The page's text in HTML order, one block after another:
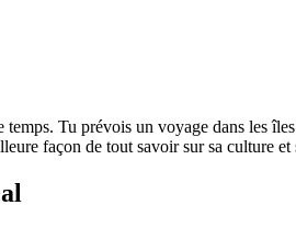
Tu prévois un voyage dans les
façon de tout savoir sur sa culture